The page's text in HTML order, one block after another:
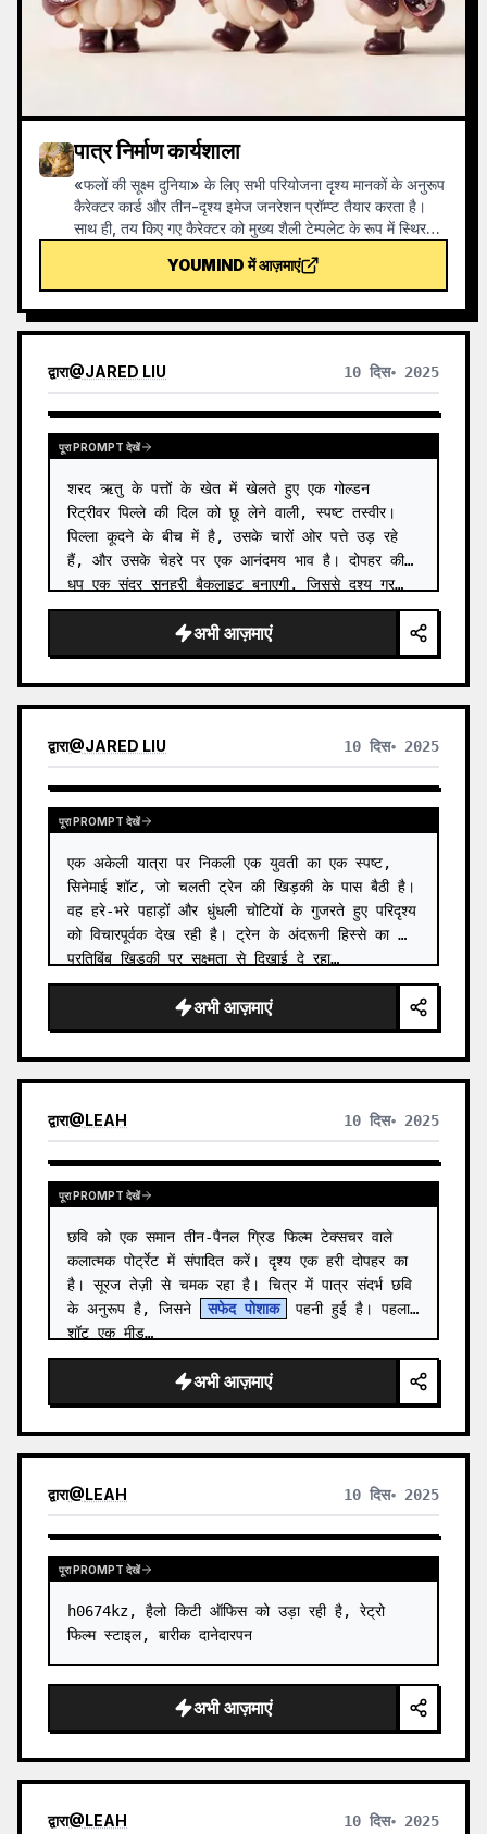
पात्र निर्माण कार्यशाला
«फलों की सूक्ष्म दुनिया» के लिए सभी परियोजना दृश्य मानकों के अनुरूप
कैरेक्टर कार्ड और तीन-दृश्य इमेज जनरेशन प्रॉम्प्ट तैयार करता है।
साथ ही, तय किए गए कैरेक्टर को मुख्य शैली टेम्पलेट के रूप में स्थिर
करता है। इस कौशल का उपयोग करके, इमेज जनरेशन के दौरान
क्रेडिट की बर्बादी से उचित रूप से बचा जा सकता है।
YOUMIND में आज़माएं
द्वारा@JARED LIU 10 दिस॰ 2025
पूरा PROMPT देखें
शरद ऋतु के पत्तों के खेत में खेलते हुए एक गोल्डन
रिट्रीवर पिल्ले की दिल को छू लेने वाली, स्पष्ट तस्वीर।
पिल्ला कूदने के बीच में है, उसके चारों ओर पत्ते उड़ रहे
हैं, और उसके चेहरे पर एक आनंदमय भाव है। दोपहर की
धूप एक सुंदर सुनहरी बैकलाइट बनाएगी, जिससे दृश्य गर्…
अभी आज़माएं
द्वारा@JARED LIU 10 दिस॰ 2025
पूरा PROMPT देखें
एक अकेली यात्रा पर निकली एक युवती का एक स्पष्ट,
सिनेमाई शॉट, जो चलती ट्रेन की खिड़की के पास बैठी है।
वह हरे-भरे पहाड़ों और धुंधली चोटियों के गुजरते हुए परिदृश्य
को विचारपूर्वक देख रही है। ट्रेन के अंदरूनी हिस्से का
प्रतिबिंब खिड़की पर सूक्ष्मता से दिखाई दे रहा…
अभी आज़माएं
द्वारा@LEAH 10 दिस॰ 2025
पूरा PROMPT देखें
छवि को एक समान तीन-पैनल ग्रिड फिल्म टेक्सचर वाले
कलात्मक पोर्ट्रेट में संपादित करें। दृश्य एक हरी दोपहर का
है। सूरज तेज़ी से चमक रहा है। चित्र में पात्र संदर्भ छवि
के अनुरूप है, जिसने
सफेद पोशाक
पहनी हुई है। पहला
शॉट एक मीड…
अभी आज़माएं
द्वारा@LEAH 10 दिस॰ 2025
पूरा PROMPT देखें
h0674kz, हैलो किटी ऑफिस को उड़ा रही है, रेट्रो
फिल्म स्टाइल, बारीक दानेदारपन
अभी आज़माएं
द्वारा@LEAH 10 दिस॰ 2025